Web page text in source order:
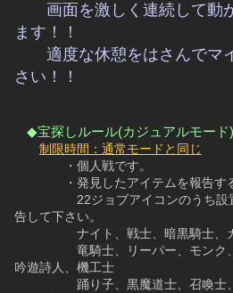
画面を激しく連続して動
ます！！
適度な休憩をはさんでマ
さい！！
◆宝探しルール(カジュアルモード)
制限時間：通常モードと同じ
・個人戦です。
・発見したアイテムを報告する
22ジョブアイコンのうち設置
告して下さい。
ナイト、戦士、暗黒騎士、ガ
竜騎士、リーパー、モンク、侍
吟遊詩人、機工士
踊り子、黒魔道士、召喚士、